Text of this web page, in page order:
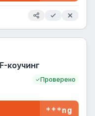
коучинг
Проверено
***ng